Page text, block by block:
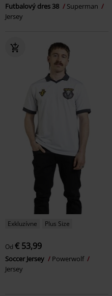
Futbalový dres 38
Superman
Jersey
Exkluzívne Plus Size
Od € 53,99
Soccer Jersey
Powerwolf
Jersey